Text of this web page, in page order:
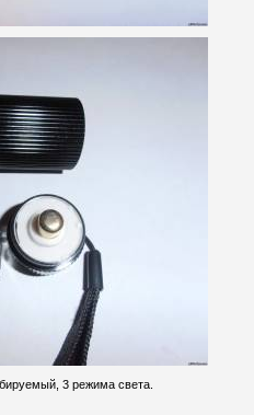
3 режима света.